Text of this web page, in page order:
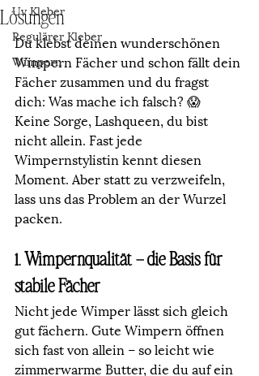
Uv Kleber
Regulärer Kleber
Wimpern
Lösungen
Du klebst deinen wunderschönen
Wimpern Fächer und schon fällt dein
Fächer zusammen und du fragst
dich: Was mache ich falsch? 😱
Keine Sorge, Lashqueen, du bist
nicht allein. Fast jede
Wimpernstylistin kennt diesen
Moment. Aber statt zu verzweifeln,
lass uns das Problem an der Wurzel
packen.
1. Wimpernqualität – die Basis für
stabile Fächer
Nicht jede Wimper lässt sich gleich
gut fächern. Gute Wimpern öffnen
sich fast von allein – so leicht wie
zimmerwarme Butter, die du auf ein